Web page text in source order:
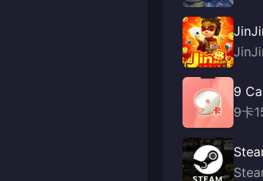
9
9卡